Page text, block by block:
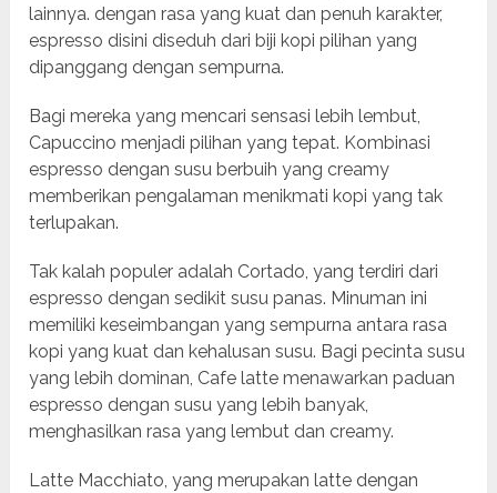
lainnya. dengan rasa yang kuat dan penuh karakter,
espresso disini diseduh dari biji kopi pilihan yang
dipanggang dengan sempurna.
Bagi mereka yang mencari sensasi lebih lembut,
Capuccino menjadi pilihan yang tepat. Kombinasi
espresso dengan susu berbuih yang creamy
memberikan pengalaman menikmati kopi yang tak
terlupakan.
Tak kalah populer adalah Cortado, yang terdiri dari
espresso dengan sedikit susu panas. Minuman ini
memiliki keseimbangan yang sempurna antara rasa
kopi yang kuat dan kehalusan susu. Bagi pecinta susu
yang lebih dominan, Cafe latte menawarkan paduan
espresso dengan susu yang lebih banyak,
menghasilkan rasa yang lembut dan creamy.
Latte Macchiato, yang merupakan latte dengan